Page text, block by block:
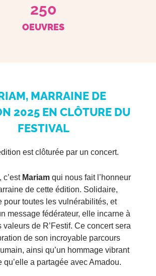
OEUVRES
250
MARRAINE DE
2025 EN CLÔTURE DU
FESTIVAL
est clôturée par un concert.
c’est Mariam qui nous fait l’honneur
de cette édition. Solidaire,
pour toutes les vulnérabilités, et
message fédérateur, elle incarne à
valeurs de R’Festif. Ce concert sera
de son incroyable parcours
ainsi qu’un hommage vibrant
qu’elle a partagée avec Amadou.